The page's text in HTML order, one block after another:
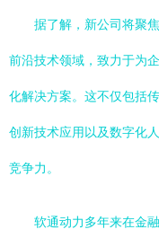
据了解，新公司将聚
前沿技术领域，致力于为
化解决方案。这不仅包括
创新技术应用以及数字化
竞争力。
软通动力多年来在金